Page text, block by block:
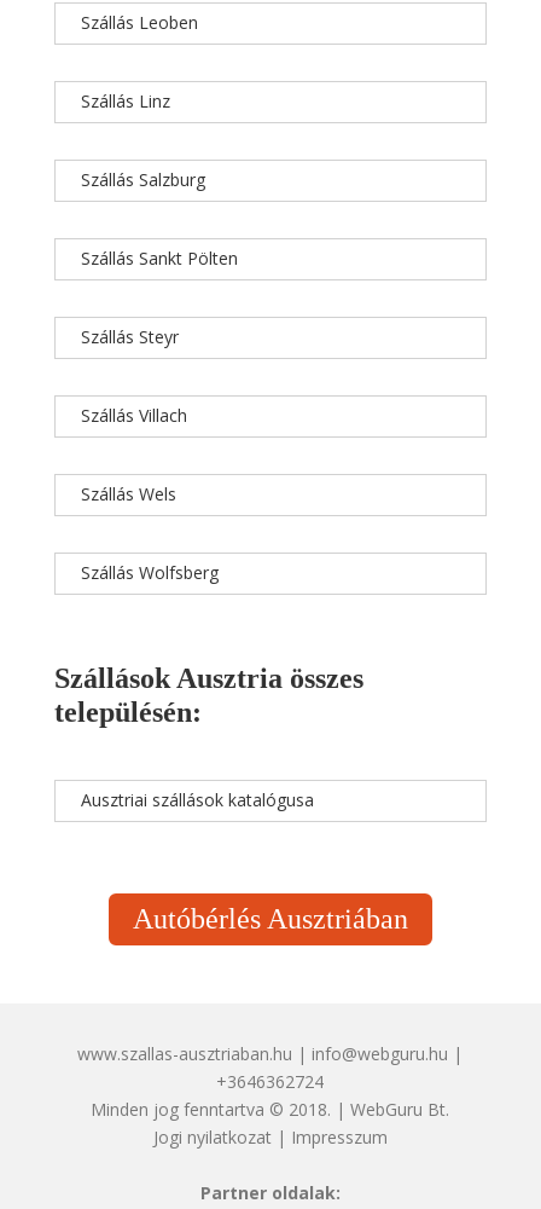
Szállás Leoben
Szállás Linz
Szállás Salzburg
Szállás Sankt Pölten
Szállás Steyr
Szállás Villach
Szállás Wels
Szállás Wolfsberg
Szállások Ausztria összes
településén:
Ausztriai szállások katalógusa
Autóbérlés Ausztriában
www.szallas-ausztriaban.hu | info@webguru.hu |
+3646362724
Minden jog fenntartva © 2018. | WebGuru Bt.
Jogi nyilatkozat| Impresszum
Partner oldalak: